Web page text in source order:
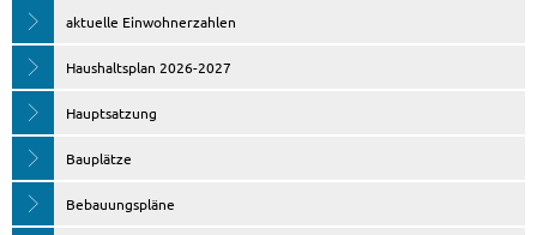
aktuelle Einwohnerzahlen
Haushaltsplan 2026-2027
Hauptsatzung
Bauplätze
Bebauungspläne